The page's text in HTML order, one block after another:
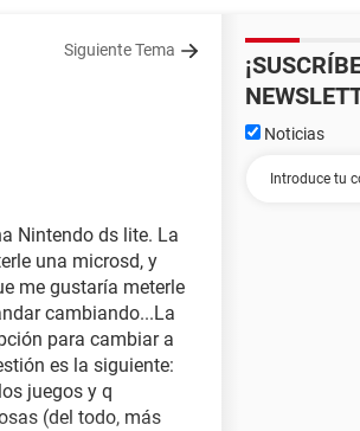
Siguiente Tema
Nintendo ds lite. La
una microsd, y
me gustaría meterle
cambiando...La
para cambiar a
es la siguiente:
juegos y q
(del todo, más
Noticias